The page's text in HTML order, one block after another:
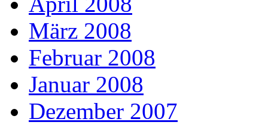
März 2008
Februar 2008
Januar 2008
Dezember 2007